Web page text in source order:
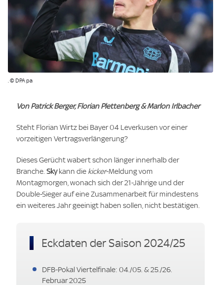
. © DPA pa
Von Patrick Berger, Florian Plettenberg & Marlon Irlbacher
Steht Florian Wirtz bei Bayer 04 Leverkusen vor einer
vorzeitigen Vertragsverlängerung?
Dieses Gerücht wabert schon länger innerhalb der
Branche.Skykann die kicker-Meldung vom
Montagmorgen, wonach sich der 21-Jährige und der
Double-Sieger auf eine Zusammenarbeit für mindestens
ein weiteres Jahr geeinigt haben sollen, nicht bestätigen.
Eckdaten der Saison 2024/25
DFB-Pokal Viertelfinale: 04./05. & 25./26.
Februar 2025